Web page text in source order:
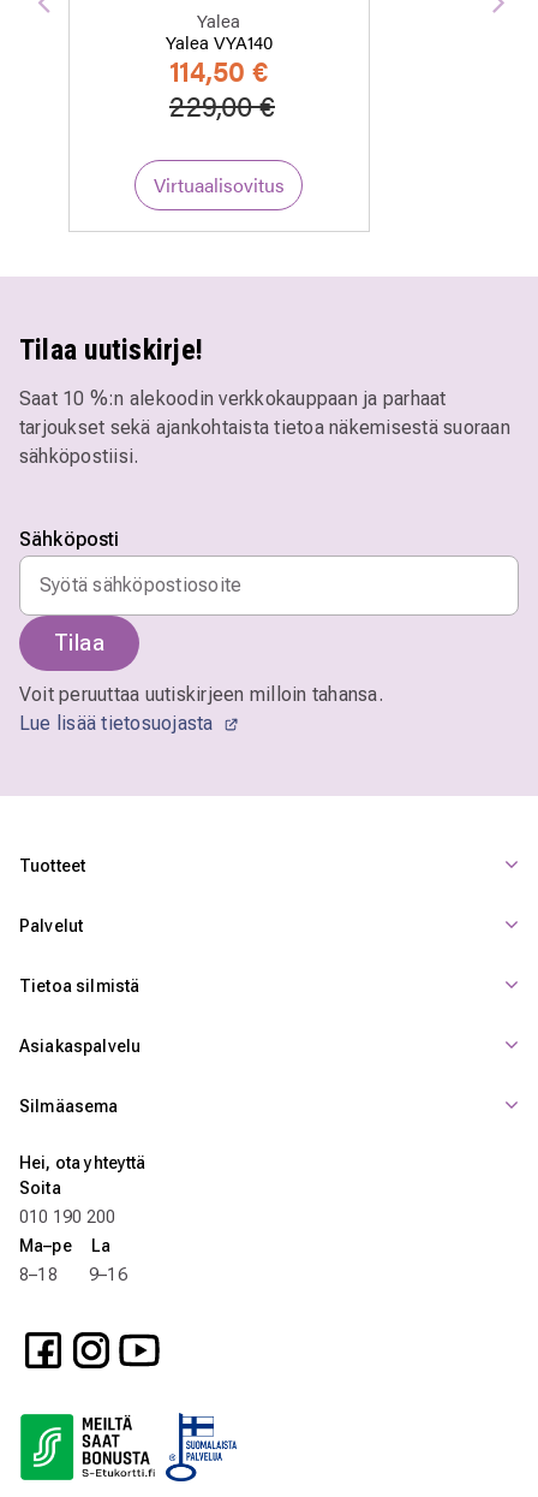
Yalea
Yalea VYA140
114,50 €
Hinta alennettu
229,00 €Alennettu hinta
Virtuaalisovitus
Edellinen
Tilaa uutiskirje!
Saat 10 %:n alekoodin verkkokauppaan ja parhaat
tarjoukset sekä ajankohtaista tietoa näkemisestä suoraan
sähköpostiisi.
Sähköposti
Tilaa
Voit peruuttaa uutiskirjeen milloin tahansa.
Lue lisää tietosuojasta
Tuotteet
Palvelut
Tietoa silmistä
Asiakaspalvelu
Silmäasema
Hei, ota yhteyttä
Soita
010 190 200
Ma–pe La
8–18 9–16